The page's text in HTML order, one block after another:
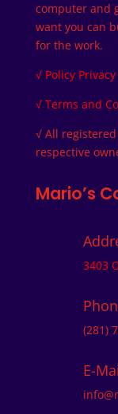
computer and
want you can
for the work.
√ Policy Privacy
√ Terms and
√ All
respective
Mario’s
3403
(281)
E-